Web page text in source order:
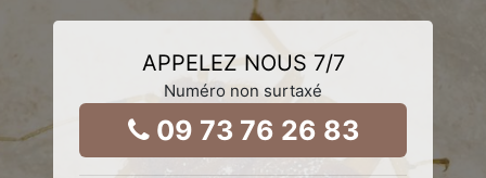
APPELEZ NOUS 7/7
Numéro non surtaxé
09 73 76 26 83